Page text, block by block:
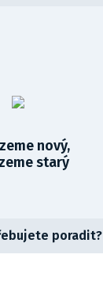
nový,
starý
poradit?